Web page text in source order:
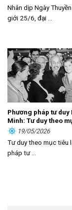
Nhân dịp Ngày
giới 25/6, đại ...
Phương pháp tư duy
Minh: Tư duy theo
sự vận dụng trong kỷ
mới
19/05/2026
Tư duy theo mục tiêu
pháp tư ...